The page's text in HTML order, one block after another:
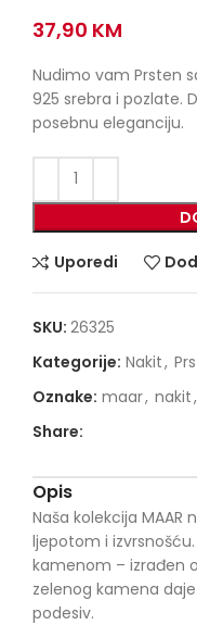
37,90 KM
Nudimo vam Prsten
925 srebra i pozlate.
posebnu eleganciju.
Uporedi
SKU: 26325
Kategorije: Nakit,
Oznake: maar, nakit,
Share:
Opis
Naša kolekcija
ljepotom i
kamenom – izrađen
zelenog kamena
podesiv.